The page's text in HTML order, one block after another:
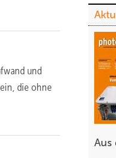
und
die ohne
Aus